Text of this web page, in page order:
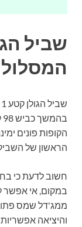
המסלול
הקופות פונים
הראשון של השביל
חשוב לדעת כי
במקום, אי אפשר
ממג'דל שמס
והיציאה